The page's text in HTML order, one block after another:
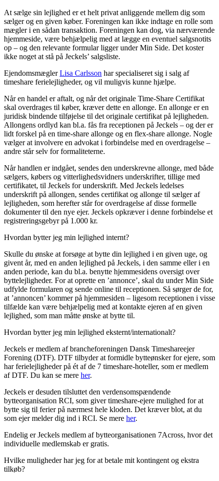
At sælge sin lejlighed er et helt privat anliggende mellem dig som
sælger og en given køber. Foreningen kan ikke indtage en rolle som
mægler i en sådan transaktion. Foreningen kan dog, via nærværende
hjemmeside, være behjælpelig med at lægge en eventuel salgsnotits
op – og den relevante formular ligger under Min Side. Det koster
ikke noget at stå på Jeckels’ salgsliste.
EjendomsmæglerLisa Carlsson har specialiseret sig i salg af
timeshare ferielejligheder, og vil muligvis kunne hjælpe.
Når en handel er aftalt, og når det originale Time-Share Certifikat
skal overdrages til køber, kræver dette en allonge. En allonge er en
juridisk bindende tilføjelse til det originale certifikat på lejligheden.
Allongens ordlyd kan bl.a. fås fra receptionen på Jeckels – og der er
lidt forskel på en time-share allonge og en flex-share allonge. Nogle
vælger at involvere en advokat i forbindelse med en overdragelse –
andre står selv for formaliteterne.
Når handlen er indgået, sendes den underskrevne allonge, med både
sælgers, købers og vitterlighedsvidners underskrifter, tillige med
certifikatet, til Jeckels for underskrift. Med Jeckels ledelses
underskrift på allongen, sendes certifikat og allonge til sælger af
lejligheden, som herefter står for overdragelse af disse formelle
dokumenter til den nye ejer. Jeckels opkræver i denne forbindelse et
registreringsgebyr på 1.000 kr.
Hvordan bytter jeg min lejlighed internt?
Skulle du ønske at forsøge at bytte din lejlighed i en given uge, og
givent år, med en anden lejlighed på Jeckels, i den samme eller i en
anden periode, kan du bl.a. benytte hjemmesidens oversigt over
byttelejligheder. For at oprette en ’annonce’, skal du under Min Side
udfylde formularen og sende online til receptionen. Så sørger de for,
at ’annoncen’ kommer på hjemmesiden – ligesom receptionen i visse
tilfælde kan være behjælpelig med at kontakte ejeren af en given
lejlighed, som man måtte ønske at bytte til.
Hvordan bytter jeg min lejlighed eksternt/internationalt?
Jeckels er medlem af brancheforeningen Dansk Timeshareejer
Forening (DTF). DTF tilbyder at formidle bytteønsker for ejere, som
har ferielejligheder på ét af de 7 timeshare-hoteller, som er medlem
af DTF. Du kan se mere her.
Jeckels er desuden tilsluttet den verdensomspændende
bytteorganisation RCI, som giver timeshare-ejere mulighed for at
bytte sig til ferier på nærmest hele kloden. Det kræver blot, at du
som ejer melder dig ind i RCI. Se mere her.
Endelig er Jeckels medlem af bytteorganisationen 7Across, hvor det
individuelle medlemskab er gratis.
Hvilke muligheder har jeg for at betale mit kontingent og ekstra
tilkøb?